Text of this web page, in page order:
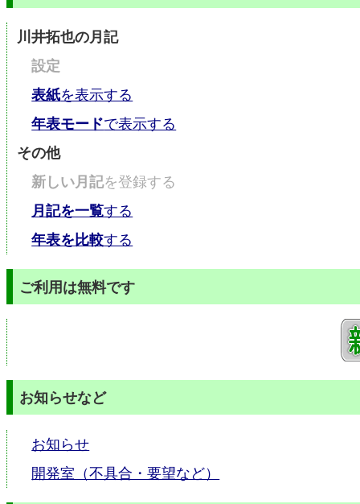
川井拓也の月記
設定
表紙を表示する
年表モードで表示する
その他
新しい月記を登録する
月記を一覧する
年表を比較する
ご利用は無料です
お知らせなど
お知らせ
開発室（不具合・要望など）